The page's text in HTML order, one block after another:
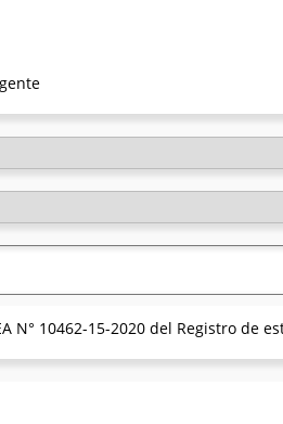
N° 10462-15-2020 del Registro de